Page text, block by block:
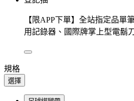
【限APP下單】全站指定品單
用記錄器、國際牌掌上型電鬍
規格
選擇